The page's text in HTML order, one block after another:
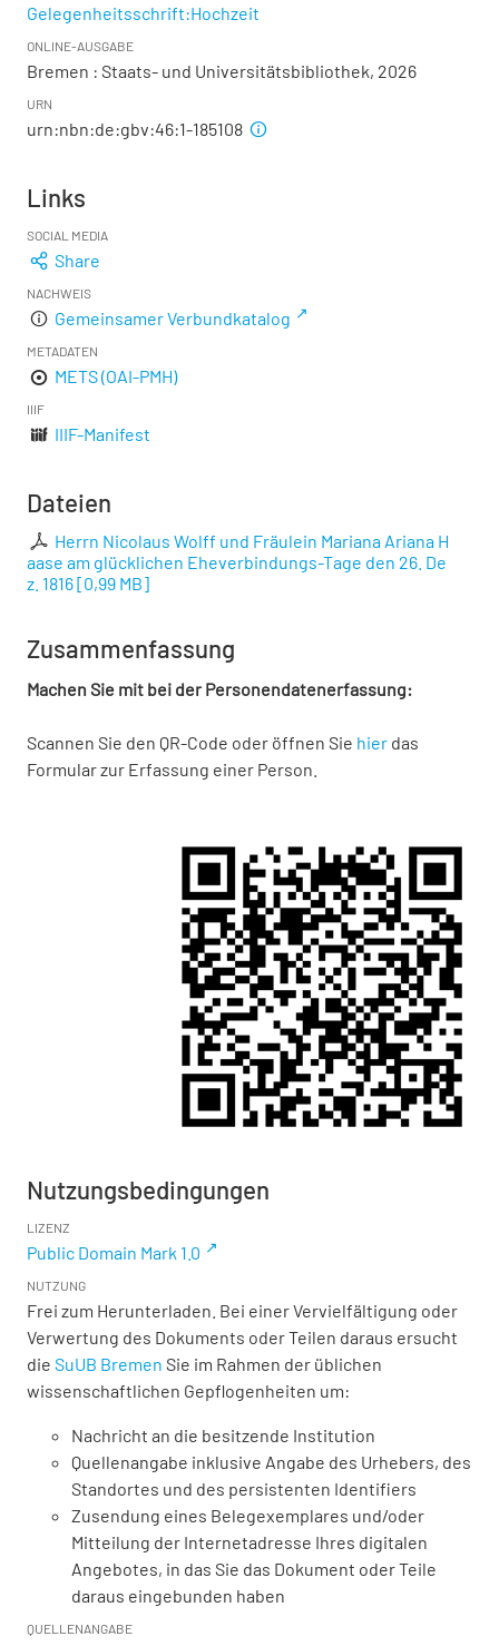
Gelegenheitsschrift:Hochzeit
ONLINE-AUSGABE
Bremen : Staats- und Universitätsbibliothek, 2026
URN
urn:nbn:de:gbv:46:1-185108
Links
SOCIAL MEDIA
Share
NACHWEIS
Gemeinsamer Verbundkatalog
METADATEN
METS (OAI-PMH)
IIIF
IIIF-Manifest
Dateien
Herrn Nicolaus Wolff und Fräulein Mariana Ariana H
aase am glücklichen Eheverbindungs-Tage den 26. De
z. 1816[0,99 MB]
Zusammenfassung
Machen Sie mit bei der Personendatenerfassung:
Scannen Sie den QR-Code oder öffnen Sie hier das
Formular zur Erfassung einer Person.
Nutzungsbedingungen
LIZENZ
Public Domain Mark 1.0
NUTZUNG
Frei zum Herunterladen. Bei einer Vervielfältigung oder
Verwertung des Dokuments oder Teilen daraus ersucht
die SuUB Bremen Sie im Rahmen der üblichen
wissenschaftlichen Gepflogenheiten um:
Nachricht an die besitzende Institution
Quellenangabe inklusive Angabe des Urhebers, des
Standortes und des persistenten Identifiers
Zusendung eines Belegexemplares und/oder
Mitteilung der Internetadresse Ihres digitalen
Angebotes, in das Sie das Dokument oder Teile
daraus eingebunden haben
QUELLENANGABE